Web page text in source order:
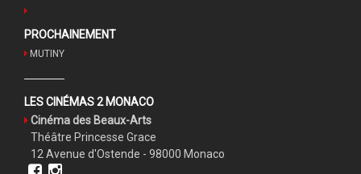
PROCHAINEMENT
MUTINY
LES CINÉMAS 2 MONACO
Cinéma des Beaux-Arts
Théâtre Princesse Grace
12 Avenue d'Ostende - 98000 Monaco